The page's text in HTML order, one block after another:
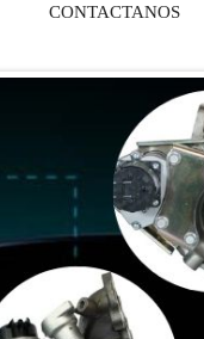
CONTACTANOS